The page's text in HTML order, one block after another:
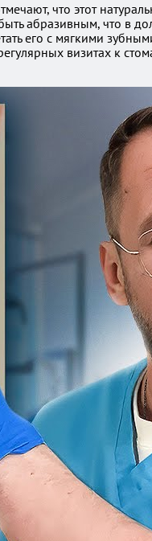
что этот
абразивным, что в
его с мягкими
визитах к